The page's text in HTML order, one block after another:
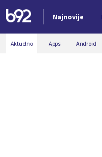
Najnovije
Nova vest
Aktuelno Apps Android